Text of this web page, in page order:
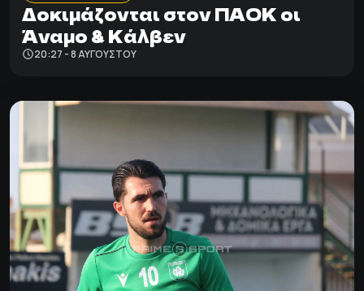
Δοκιμάζονται στον ΠΑΟΚ οι
Άναμο & Κάλβεν
20:27 - 8 ΑΥΓΟΎΣΤΟΥ